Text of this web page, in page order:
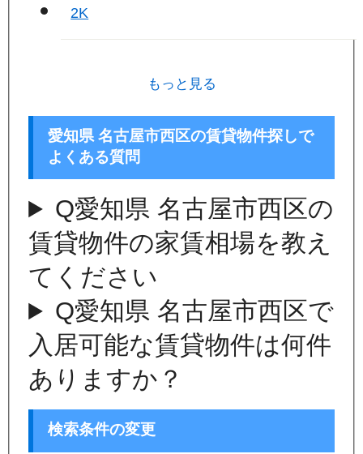
2K
もっと見る
愛知県 名古屋市西区の賃貸物件探しで
よくある質問
Q愛知県 名古屋市西区の
賃貸物件の家賃相場を教え
てください
Q愛知県 名古屋市西区で
入居可能な賃貸物件は何件
ありますか？
検索条件の変更